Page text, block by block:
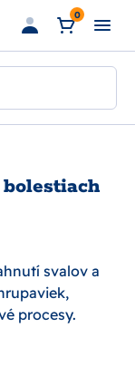
0
svalov a
procesy.